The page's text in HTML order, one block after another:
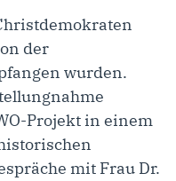
der
wurden.
Projekt in einem
mit Frau Dr.